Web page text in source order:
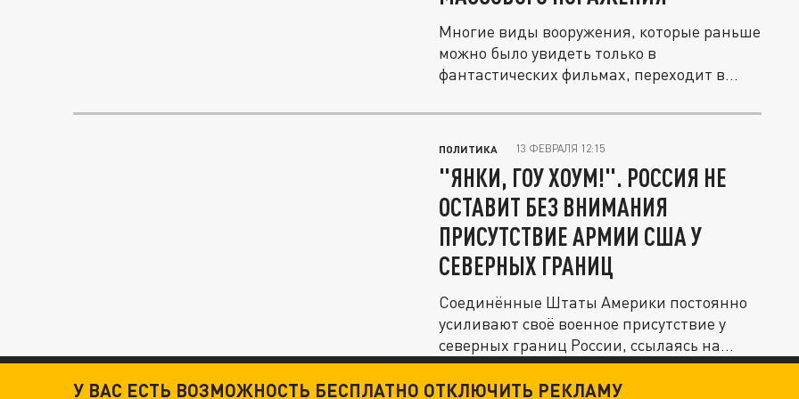
Многие виды вооружения, которые раньше
можно было увидеть только в
фантастических фильмах, переходит в
ПОЛИТИКА 13 ФЕВРАЛЯ 12:15
"ЯНКИ, ГОУ ХОУМ!". РОССИЯ НЕ
ОСТАВИТ БЕЗ ВНИМАНИЯ
ПРИСУТСТВИЕ АРМИИ США У
СЕВЕРНЫХ ГРАНИЦ
Соединённые Штаты Америки постоянно
усиливают своё военное присутствие у
северных границ России, ссылаясь на...
У ВАС ЕСТЬ ВОЗМОЖНОСТЬ БЕСПЛАТНО ОТКЛЮЧИТЬ РЕКЛАМУ